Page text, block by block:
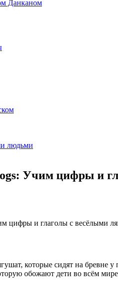
Данканом
людьми
Учим цифры и
цифры и глаголы с весёлыми
которые сидят на
обожают дети во всём